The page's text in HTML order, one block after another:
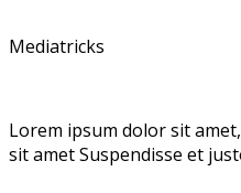
Mediatricks
Lorem ipsum dolor sit
sit amet Suspendisse et